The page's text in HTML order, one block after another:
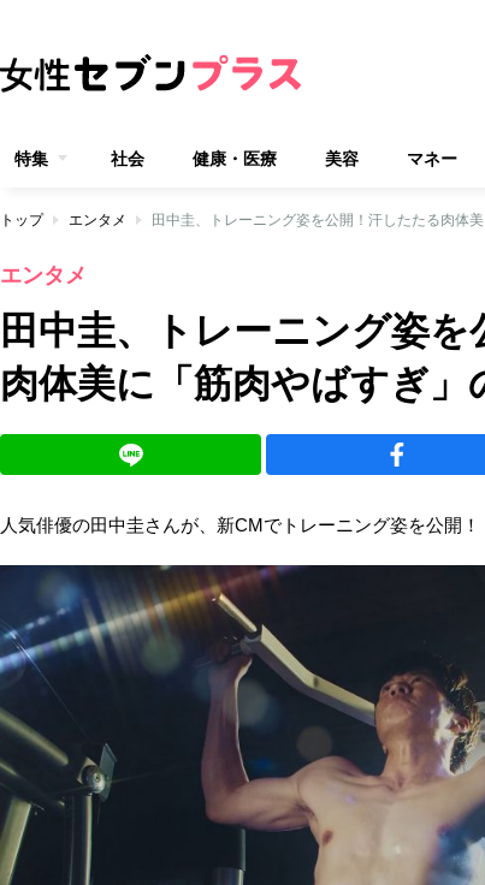
特集 社会 健康・医療 美容 マネー
トップ エンタメ 田中圭、トレーニング姿を公開！汗したたる肉体
エンタメ
田中圭、トレーニング姿を
肉体美に「筋肉やばすぎ」
人気俳優の田中圭さんが、新CMでトレーニング姿を公開